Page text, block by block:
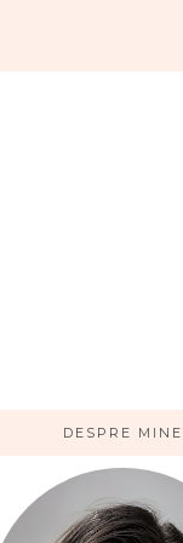
DESPRE MINE